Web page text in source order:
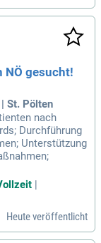
NÖ gesucht!
St. Pölten
nach
Durchführung
Unterstützung
|
Heute veröffentlicht